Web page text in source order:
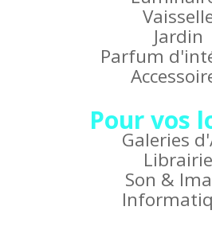
Jardin
Parfum
Pour vos
Galeries
Librairie
Son &